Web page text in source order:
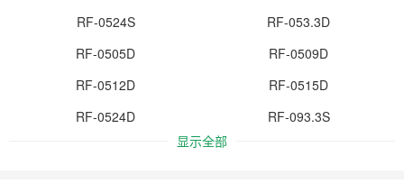
RF-0524S
RF-053.3D
RF-0505D
RF-0509D
RF-0512D
RF-0515D
RF-0524D
RF-093.3S
显示全部